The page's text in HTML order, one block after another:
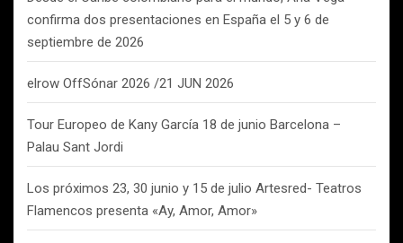
confirma dos presentaciones en España el 5 y 6 de
septiembre de 2026
elrow OffSónar 2026 /21 JUN 2026
Tour Europeo de Kany García 18 de junio Barcelona –
Palau Sant Jordi
Los próximos 23, 30 junio y 15 de julio Artesred- Teatros
Flamencos presenta «Ay, Amor, Amor»